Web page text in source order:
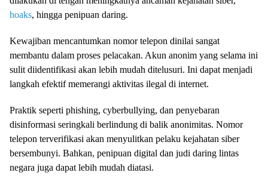
hoaks, hingga penipuan daring.
Kewajiban mencantumkan nomor telepon dinilai sangat
membantu dalam proses pelacakan. Akun anonim yang selama ini
sulit diidentifikasi akan lebih mudah ditelusuri. Ini dapat menjadi
langkah efektif memerangi aktivitas ilegal di internet.
Praktik seperti phishing, cyberbullying, dan penyebaran
disinformasi seringkali berlindung di balik anonimitas. Nomor
telepon terverifikasi akan menyulitkan pelaku kejahatan siber
bersembunyi. Bahkan, penipuan digital dan judi daring lintas
negara juga dapat lebih mudah diatasi.